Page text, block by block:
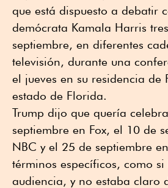
que está dispuesto a debatir
demócrata Kamala Harris
septiembre, en diferentes
televisión, durante una
el jueves en su residencia de
estado de Florida.
Trump dijo que quería
septiembre en Fox, el 10 de
NBC y el 25 de septiembre
términos específicos, como
audiencia, y no estaba claro